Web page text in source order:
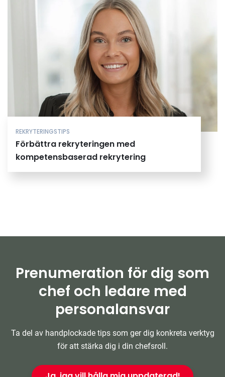
REKRYTERINGSTIPS
Förbättra rekryteringen med
kompetensbaserad rekrytering
Prenumeration för dig som
chef och ledare med
personalansvar
Ta del av handplockade tips som ger dig konkreta verktyg
för att stärka dig i din chefsroll.